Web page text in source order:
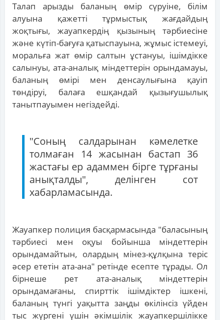
Талап арызды баланың өмір сүруіне, білім
алуына қажетті тұрмыстық жағдайдың
жоқтығы, жауапкердің қызының тәрбиесіне
және күтіп-бағуға қатыспауына, жұмыс істемеуі,
моральға жат өмір салтын ұстануы, ішімдікке
салынуы, ата-аналық міндеттерін орындамауы,
баланың өмірі мен денсаулығына қауіп
төндіруі, балаға ешқандай қызығушылық
танытпауымен негіздейді.
"Соның салдарынан кәмелетке
толмаған 14 жасынан бастап 36
жастағы ер адаммен бірге тұрғаны
анықталды", делінген сот
хабарламасында.
Жауапкер полиция басқармасында "баласының
тәрбиесі мен оқуы бойынша міндеттерін
орындамайтын, олардың мінез-құлқына теріс
әсер ететін ата-ана" ретінде есепте тұрады. Ол
бірнеше рет ата-аналық міндеттерін
орындамағаны, спирттік ішімдіктер ішкені,
баланың түнгі уақытта заңды өкілінсіз үйден
тыс жүргені үшін әкімшілік жауапкершілікке